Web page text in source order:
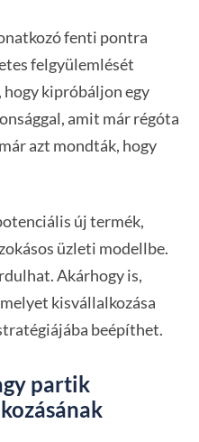
fenti pontra
felgyülemlését
hogy kipróbáljon egy
amit már régóta
azt mondták, hogy
új termék,
üzleti modellbe.
Akárhogy is,
kisvállalkozása
beépíthet.
partik